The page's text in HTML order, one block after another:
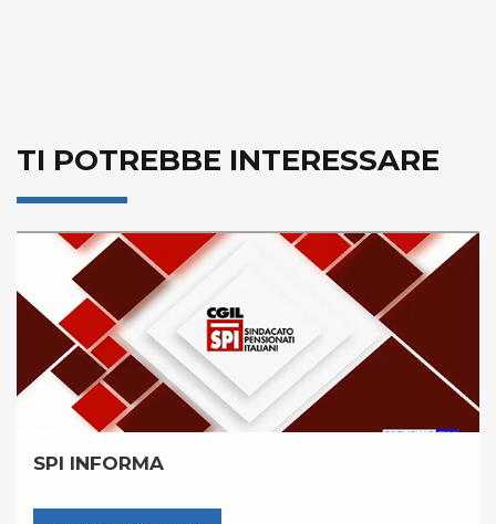
TI POTREBBE INTERESSARE
SPI INFORMA